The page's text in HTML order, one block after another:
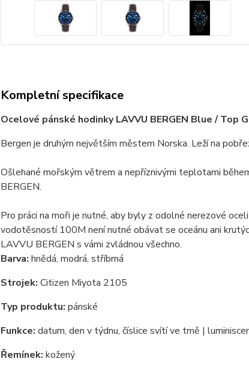
Kompletní specifikace
Ocelové pánské hodinky LAVVU BERGEN Blue /
Bergen je druhým největším městem Norska. Leží na
Ošlehané mořským větrem a nepříznivými teplotami
BERGEN.
Pro práci na moři je nutné, aby byly z odolné nerezové
vodotěsností 100M není nutné obávat se oceánu ani
LAVVU BERGEN s vámi zvládnou všechno.
Barva: hnědá, modrá, stříbrná
Strojek: Citizen Miyota 2105
Typ produktu: pánské
Funkce: datum, den v týdnu, číslice svítí ve tmě |
Řemínek: kožený